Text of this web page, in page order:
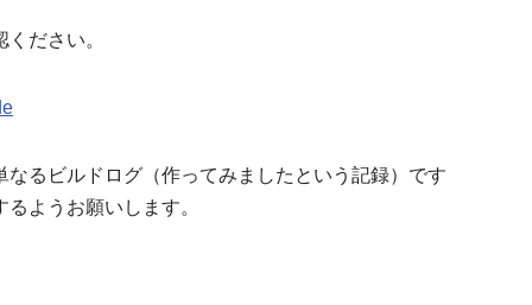
ださい。
るビルドログ（作ってみましたという記録）です
ようお願いします。